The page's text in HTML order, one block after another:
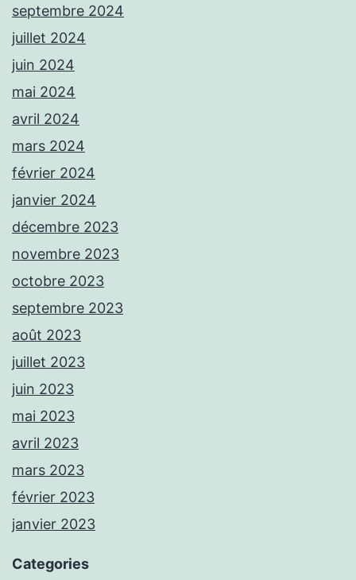
septembre 2024
juillet 2024
juin 2024
mai 2024
avril 2024
mars 2024
février 2024
janvier 2024
décembre 2023
novembre 2023
octobre 2023
septembre 2023
août 2023
juillet 2023
juin 2023
mai 2023
avril 2023
mars 2023
février 2023
janvier 2023
Categories